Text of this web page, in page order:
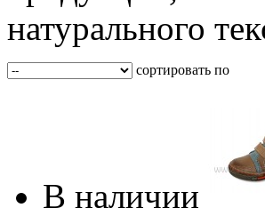
натурального
сортировать по
В наличии